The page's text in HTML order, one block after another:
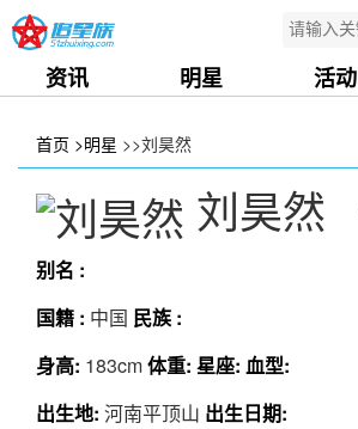
资讯 明星 活动
首页 >明星 >>刘昊然
刘昊然
别名 :
国籍 : 中国 民族 :
身高: 183cm体重: 星座: 血型:
出生地: 河南平顶山 出生日期: